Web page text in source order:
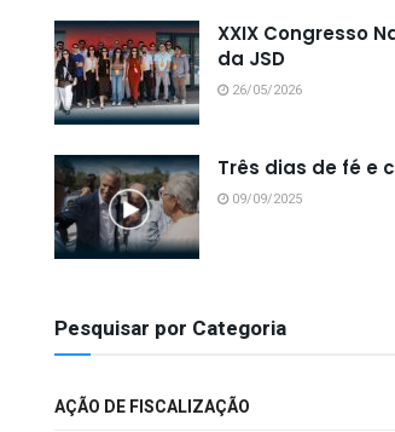
XXIX Congresso
da JSD
26/05/2026
Três dias de fé e
09/09/2025
Pesquisar por Categoria
AÇÃO DE FISCALIZAÇÃO